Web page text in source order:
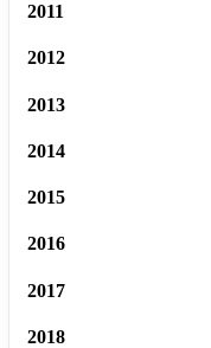
2011
2012
2013
2014
2015
2016
2017
2018